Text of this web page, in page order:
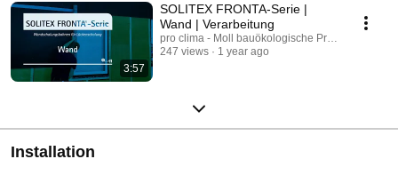
3:57
SOLITEX FRONTA-Serie |
Wand | Verarbeitung
pro clima - Moll bauökologische Produkte GmbH
247 views
1 year ago
Installation